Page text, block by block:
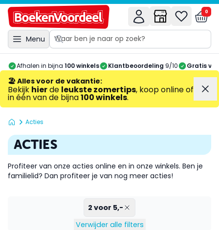
Menu
0
Afhalen in bijna 100 winkels Klantbeoordeling 9/10 Gratis
🏖️ Alles voor de vakantie:
Bekijk hierde leukste zomertips, koop online of
in één van de bijna100 winkels.
Acties
ACTIES
Profiteer van onze acties online en in onze winkels. Ben je
familielid? Dan profiteer je van nog meer acties!
2 voor 5,-
Verwijder alle filters